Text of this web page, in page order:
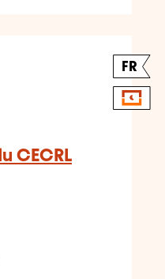
FR
CECRL